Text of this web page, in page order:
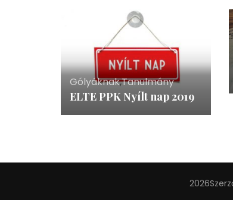
Gólyáknak,Tanulmány
ELTE PPK Nyílt nap 2019